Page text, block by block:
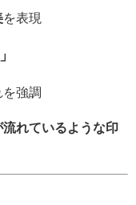
を表現
強調
流れているような印